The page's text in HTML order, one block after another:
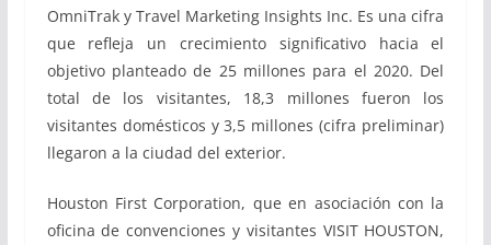
OmniTrak y Travel Marketing Insights Inc. Es una cifra
que refleja un crecimiento significativo hacia el
objetivo planteado de 25 millones para el 2020. Del
total de los visitantes, 18,3 millones fueron los
visitantes domésticos y 3,5 millones (cifra preliminar)
llegaron a la ciudad del exterior.
Houston First Corporation, que en asociación con la
oficina de convenciones y visitantes VISIT HOUSTON,